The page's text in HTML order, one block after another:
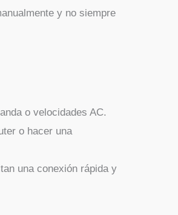
y no siempre
o velocidades AC.
o hacer una
una conexión rápida y